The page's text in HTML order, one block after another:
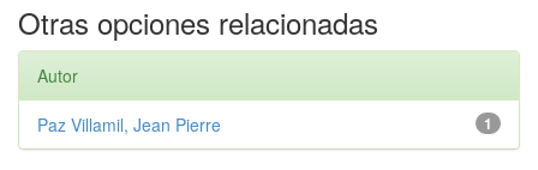
Otras opciones relacionadas
Autor
1
Paz Villamil, Jean Pierre